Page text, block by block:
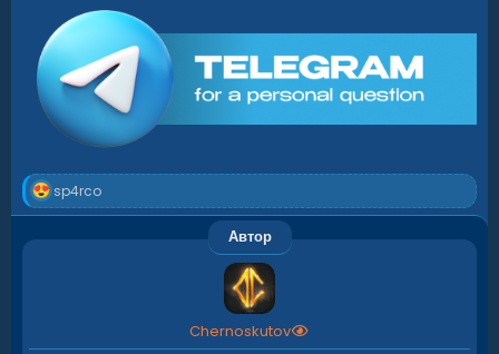
Р
е
к
sp4rco
Автор
Chernoskutov